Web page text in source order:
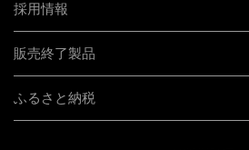
採用情報
販売終了製品
ふるさと納税